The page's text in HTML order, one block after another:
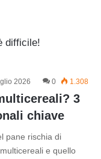
difficile!
2026 0 1.308
3
chiave
pane rischia di
e quello